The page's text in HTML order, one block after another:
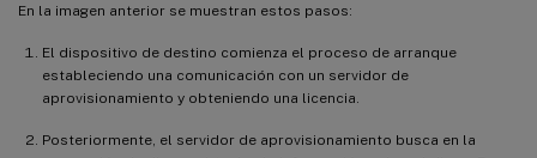
En la imagen anterior se muestran estos pasos:
El dispositivo de destino comienza el proceso de arranque
estableciendo una comunicación con un servidor de
aprovisionamiento y obteniendo una licencia.
Posteriormente, el servidor de aprovisionamiento busca en la